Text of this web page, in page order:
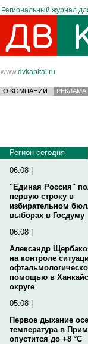
Региональный журнал
www.dvkapital.ru
О КОМПАНИИ РЕКЛАМА
Регион сегодня
06.08 |
"Единая Россия"
первую строку в
избирательном
выборах в Госдуму
06.08 |
Александр
на контроле
помощью в
округе
05.08 |
Первое дыхание
температура в
опустится до +8 °C